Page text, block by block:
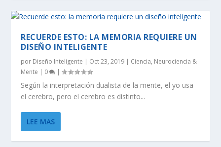
SEGÚN RICHARD DAWKINS, EL ÁRBOL DE LA
VIDA TIENE U...
DAWKINS Y EL DÍA DE DARWIN:
DISTINGUIENDO LA REALI...
EVOLUCIÓN DE LA INFORMACIÓN BIOLÓGICA:
LA DEFINICI...
LA VIDA ES LO MÁS ANTINATURAL DEL
UNIVERSO.
¡CREAMOS LA VIDA! EH, ESPERA UN
MOMENTO…
RECUERDE ESTO: LA MEMORIA REQUIERE UN
DISEÑO INTELIGENTE
por Diseño Inteligente | Oct 23, 2019 | Ciencia, Neurociencia &
Mente | 0 |
Según la interpretación dualista de la mente, el yo usa
el cerebro, pero el cerebro es distinto...
LEE MAS